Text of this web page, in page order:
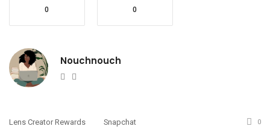
0 0
Nouchnouch
Website
Lens Creator Rewards Snapchat 0